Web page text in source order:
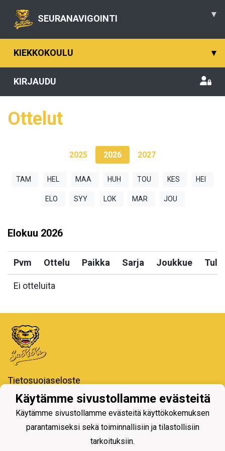
SEURANAVIGOINTI ▾
KIEKKOKOULU ▾
KIRJAUDU
Ottelut
2025 2026 2027
TAM HEL MAA HUH TOU KES HEI
ELO SYY LOK MAR JOU
Elokuu 2026
Pvm Ottelu Paikka Sarja Joukkue
Ei otteluita
Tietosuojaseloste
Iiro Areena - Koulukatu,
77600 Suonenjoki
Käytämme sivustollamme evästeitä
Käytämme sivustollamme evästeitä käyttökokemuksen
parantamiseksi sekä toiminnallisiin ja tilastollisiin
tarkoituksiin.